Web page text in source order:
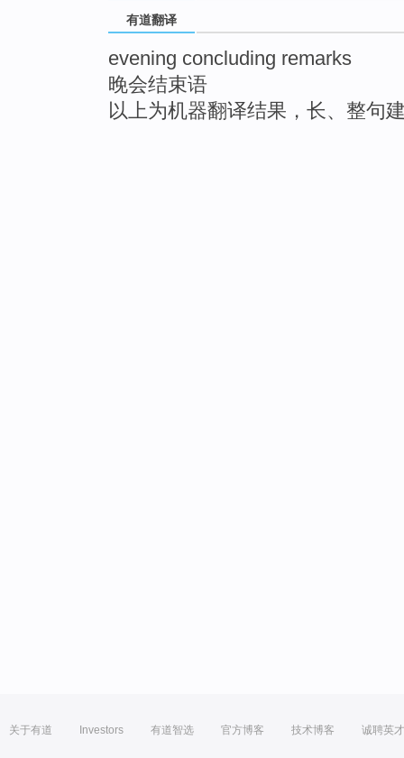
有道翻译
evening concluding remarks
晚会结束语
以上为机器翻译结果，长、整句
关于有道 Investors 有道智选 官方博客 技术博客 诚聘英才